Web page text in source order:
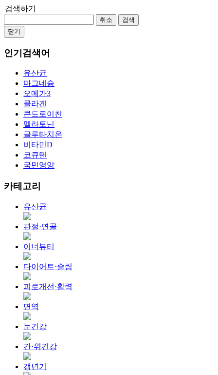
검색하기
취소
검색
닫기
인기검색어
유산균
마그네슘
오메가3
콜라겐
콘드로이친
멜라토닌
글루타치온
비타민D
코큐텐
국민영양
카테고리
유산균
관절·연골
이너뷰티
다이어트·슬림
피로개선·활력
면역
눈건강
간·위건강
갱년기